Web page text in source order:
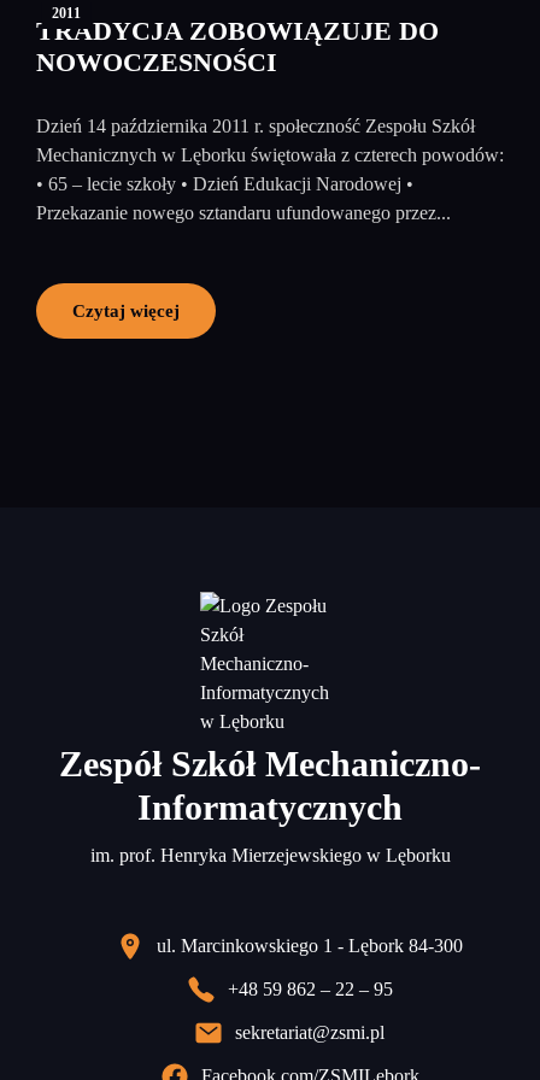
2011
TRADYCJA ZOBOWIĄZUJE DO
NOWOCZESNOŚCI
Dzień 14 października 2011 r. społeczność Zespołu Szkół
Mechanicznych w Lęborku świętowała z czterech powodów:
• 65 – lecie szkoły • Dzień Edukacji Narodowej •
Przekazanie nowego sztandaru ufundowanego przez...
Czytaj więcej
Zespół Szkół Mechaniczno-
Informatycznych
im. prof. Henryka Mierzejewskiego w Lęborku
ul. Marcinkowskiego 1 - Lębork 84-300
+48 59 862 – 22 – 95
sekretariat@zsmi.pl
Facebook.com/ZSMILebork